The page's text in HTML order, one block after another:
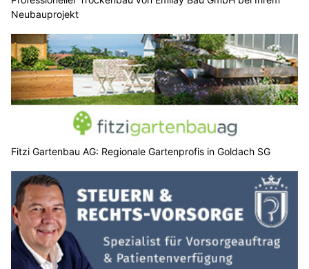
Neubauprojekt
Fitzi Gartenbau AG: Regionale Gartenprofis in Goldach SG